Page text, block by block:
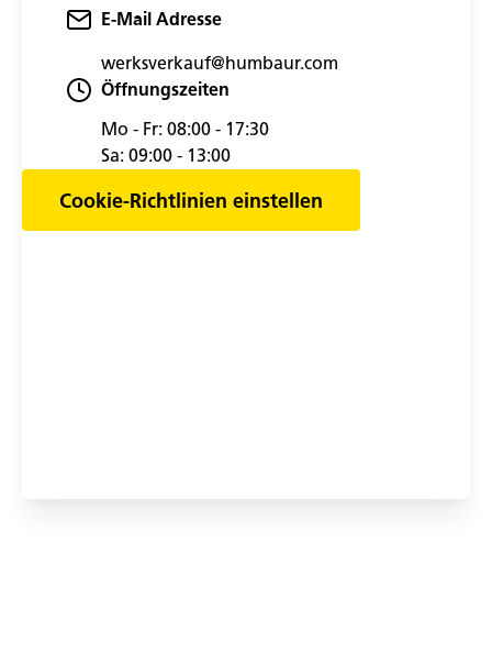
E-Mail Adresse
werksverkauf@humbaur.com
Öffnungszeiten
Mo - Fr: 08:00 - 17:30
Sa: 09:00 - 13:00
Cookie-Richtlinien einstellen